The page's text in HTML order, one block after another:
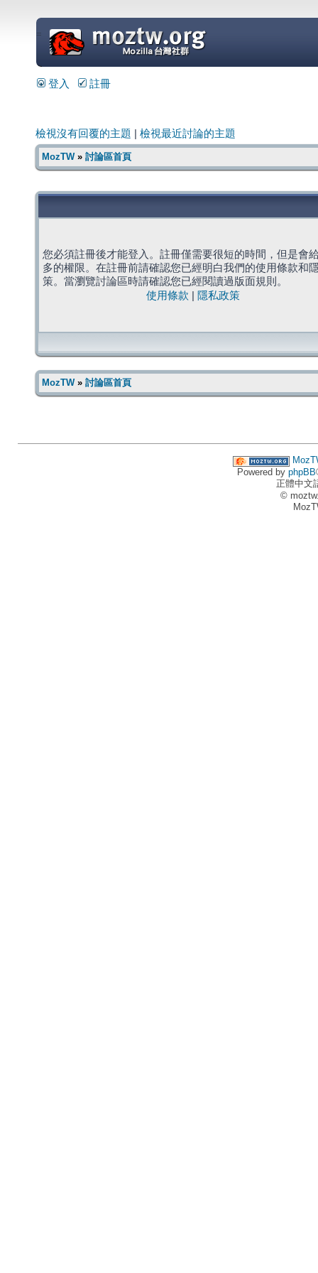
=
登入 註冊
檢視沒有回覆的主題 檢視最近討論的主題
MozTW» 討論區首頁
您必須註冊後才能登入。註冊僅需要很短的時間，但是會
多的權限。在註冊前請確認您已經明白我們的使用條款和
策。當瀏覽討論區時請確認您已經閱讀過版面規則。
使用條款
隱私政策
MozTW» 討論區首頁
Powered by phpBB
正體中文
©